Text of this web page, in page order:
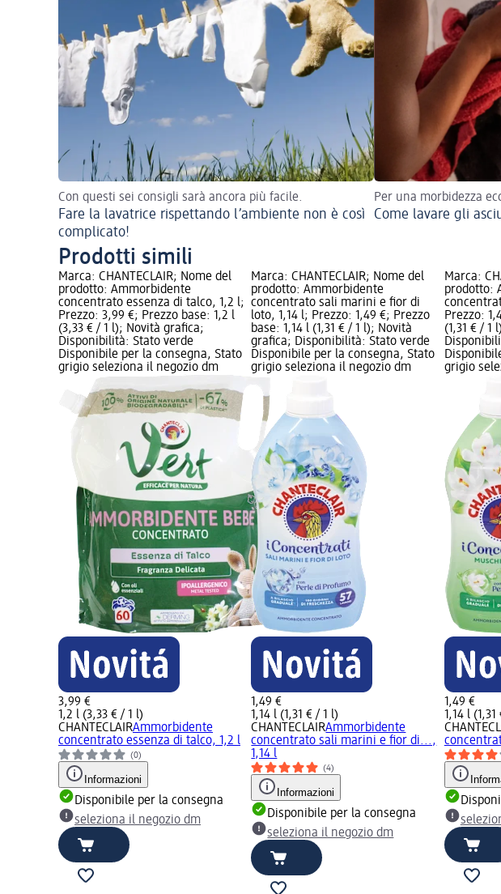
Con questi sei consigli sarà ancora più facile.
Fare la lavatrice rispettando l’ambiente non è così
complicato!
Per una morbidezza
Come lavare gli
Prodotti simili
Marca: CHANTECLAIR; Nome del
prodotto: Ammorbidente
concentrato essenza di talco, 1,2 l;
Prezzo: 3,99 €; Prezzo base: 1,2 l
(3,33 € / 1 l); Novità grafica;
Disponibilità: Stato verde
Disponibile per la consegna, Stato
grigio seleziona il negozio dm
3,99 €
1,2 l (3,33 € / 1 l)
CHANTECLAIRAmmorbidente
concentrato essenza di talco, 1,2 l
(0)
Informazioni
Disponibile per la consegna
seleziona il negozio dm
Marca: CHANTECLAIR; Nome del
prodotto: Ammorbidente
concentrato sali marini e fior di
loto, 1,14 l; Prezzo: 1,49 €; Prezzo
base: 1,14 l (1,31 € / 1 l); Novità
grafica; Disponibilità: Stato verde
Disponibile per la consegna, Stato
grigio seleziona il negozio dm
1,49 €
1,14 l (1,31 € / 1 l)
CHANTECLAIRAmmorbidente
concentrato sali marini e fior di...,
1,14 l
(4)
Informazioni
Disponibile per la consegna
seleziona il negozio dm
Marca:
prodotto:
Prezzo:
(1,31 € / 1
grigio
1,49 €
1,14 l (1,31